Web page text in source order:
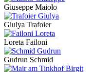
Giuseppe Maiolo
Giulya Trafoier
Loreta Failoni
Gudrun Schmid